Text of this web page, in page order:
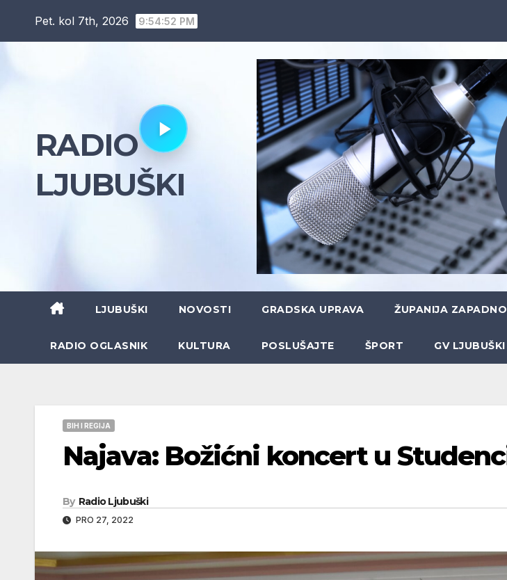
Pet. kol 7th, 2026 9:54:54 PM
RADIO
LJUBUŠKI
LJUBUŠKI NOVOSTI GRADSKA UPRAVA ŽUPANIJA
RADIO OGLASNIK KULTURA POSLUŠAJTE ŠPORT GV LJUBUŠKI
BIH I REGIJA
Najava: Božićni koncert u
By Radio Ljubuški
PRO 27, 2022